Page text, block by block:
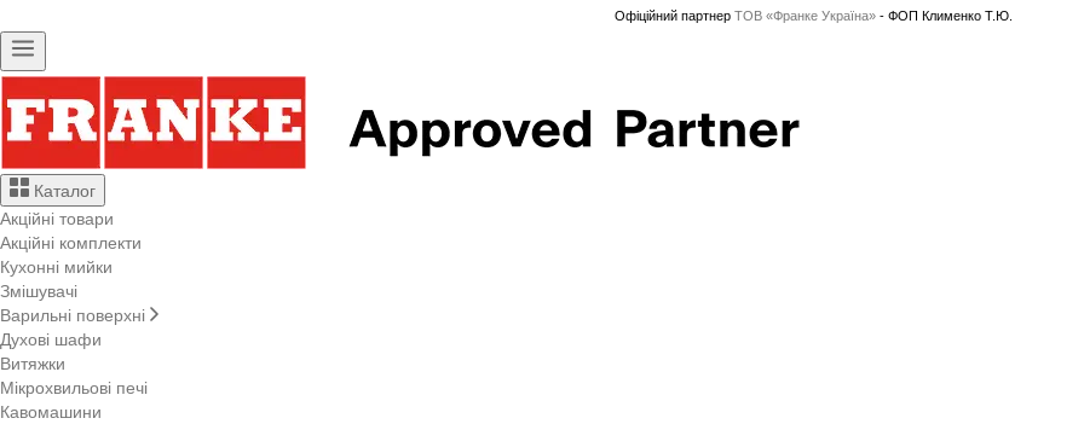
Офіційний партнер ТОВ «Франке Україна»- ФОП Клименко Т.Ю.
Каталог
Акційні товари
Акційні комплекти
Кухонні мийки
Змішувачі
Варильні поверхні
Духові шафи
Витяжки
Мікрохвильові печі
Кавомашини